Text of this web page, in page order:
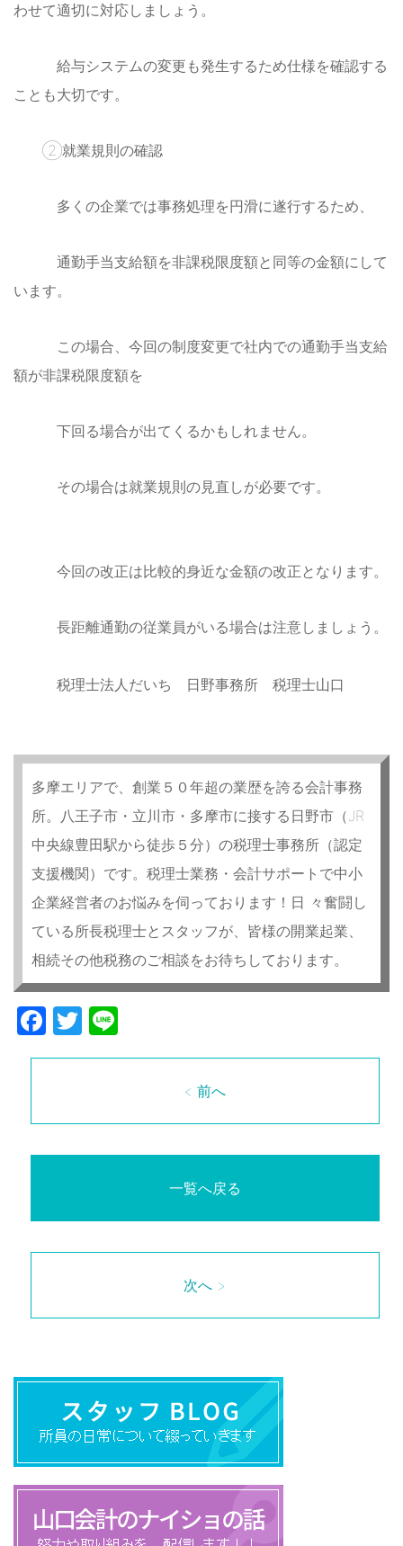
わせて適切に対応しましょう。
給与システムの変更も発生するため仕様を確認する
ことも大切です。
②就業規則の確認
多くの企業では事務処理を円滑に遂行するため、
通勤手当支給額を非課税限度額と同等の金額にして
います。
この場合、今回の制度変更で社内での通勤手当支給
額が非課税限度額を
下回る場合が出てくるかもしれません。
その場合は就業規則の見直しが必要です。
今回の改正は比較的身近な金額の改正となります。
長距離通勤の従業員がいる場合は注意しましょう。
税理士法人だいち 日野事務所 税理士山口
多摩エリアで、創業５０年超の業歴を誇る会計事務
所。八王子市・立川市・多摩市に接する日野市（JR
中央線豊田駅から徒歩５分）の税理士事務所（認定
支援機関）です。税理士業務・会計サポートで中小
企業経営者のお悩みを伺っております！日 々奮闘し
ている所長税理士とスタッフが、皆様の開業起業、
相続その他税務のご相談をお待ちしております。
Facebook
Twitter
< 前へ
一覧へ戻る
次へ >